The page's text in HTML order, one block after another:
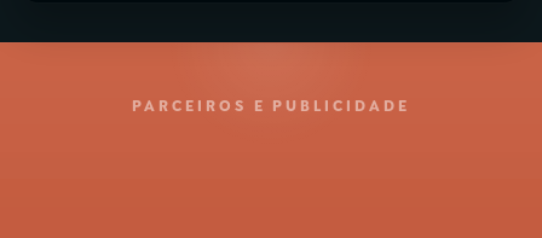
PARCEIROS E PUBLICIDADE